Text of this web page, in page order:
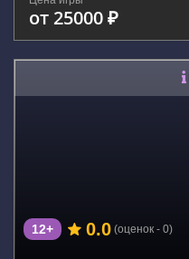
от 25000 ₽
12+ 0.0 (оценок - 0)